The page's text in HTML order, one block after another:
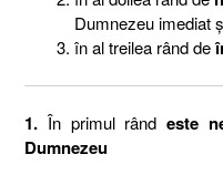
Dumnezeu imediat
în al treilea rând de
1. În primul rând este
Dumnezeu